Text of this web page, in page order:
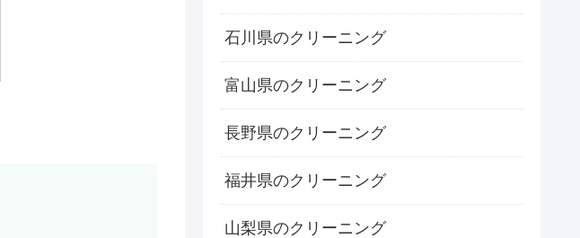
石川県のクリーニング
富山県のクリーニング
長野県のクリーニング
福井県のクリーニング
山梨県のクリーニング